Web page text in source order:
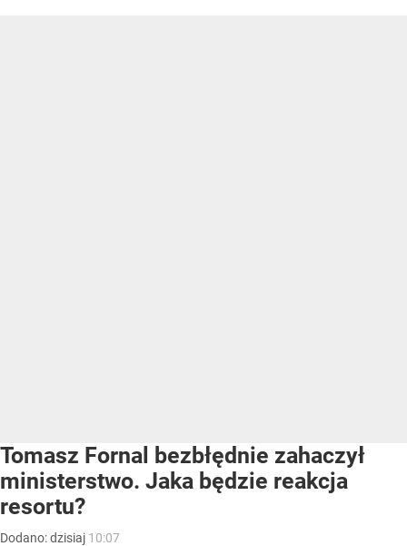
Tomasz Fornal bezbłędnie zahaczył
ministerstwo. Jaka będzie reakcja
resortu?
Dodano:dzisiaj 10:07